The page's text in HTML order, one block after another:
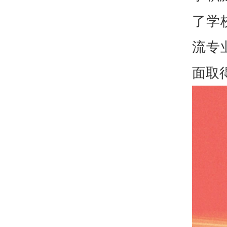
了学
流专
面取